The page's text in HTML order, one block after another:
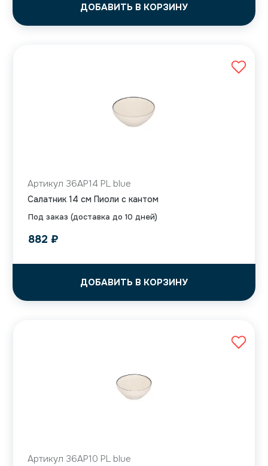
ДОБАВИТЬ В КОРЗИНУ
Под заказ (доставка до 10 дней)
Артикул 36AP14 PL blue
Салатник 14 см Пиоли с кантом
882 ₽
ДОБАВИТЬ В КОРЗИНУ
Артикул 36AP10 PL blue